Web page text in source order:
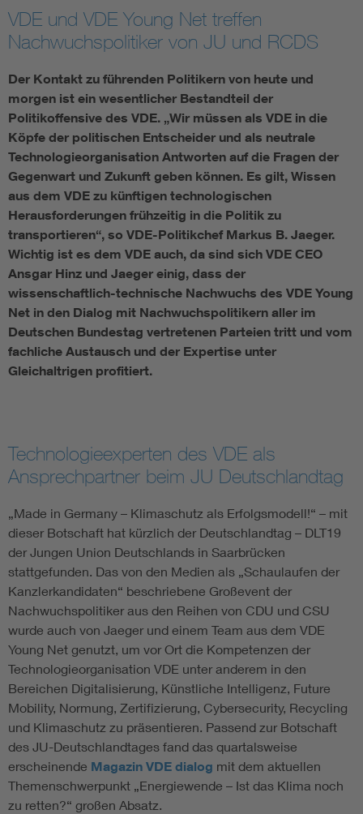
Assisted Living
Electromobility
Energy efficiency
Energy storage
Functional safety
VDE und VDE Young Net treffen
Nachwuchspolitiker von JU und RCDS
Der Kontakt zu führenden Politikern von heute und
morgen ist ein wesentlicher Bestandteil der
Politikoffensive des VDE. „Wir müssen als VDE in die
Köpfe der politischen Entscheider und als neutrale
Technologieorganisation Antworten auf die Fragen der
Gegenwart und Zukunft geben können. Es gilt, Wissen
aus dem VDE zu künftigen technologischen
Herausforderungen frühzeitig in die Politik zu
transportieren“, so VDE-Politikchef Markus B. Jaeger.
Wichtig ist es dem VDE auch, da sind sich VDE CEO
Ansgar Hinz und Jaeger einig, dass der
wissenschaftlich-technische Nachwuchs des VDE Young
Net in den Dialog mit Nachwuchspolitikern aller im
Deutschen Bundestag vertretenen Parteien tritt und vom
fachliche Austausch und der Expertise unter
Gleichaltrigen profitiert.
Technologieexperten des VDE als
Ansprechpartner beim JU Deutschlandtag
„Made in Germany – Klimaschutz als Erfolgsmodell!“ – mit
dieser Botschaft hat kürzlich der Deutschlandtag – DLT19
der Jungen Union Deutschlands in Saarbrücken
stattgefunden. Das von den Medien als „Schaulaufen der
Kanzlerkandidaten“ beschriebene Großevent der
Nachwuchspolitiker aus den Reihen von CDU und CSU
wurde auch von Jaeger und einem Team aus dem VDE
Young Net genutzt, um vor Ort die Kompetenzen der
Technologieorganisation VDE unter anderem in den
Bereichen Digitalisierung, Künstliche Intelligenz, Future
Mobility, Normung, Zertifizierung, Cybersecurity, Recycling
und Klimaschutz zu präsentieren. Passend zur Botschaft
des JU-Deutschlandtages fand das quartalsweise
erscheinende Magazin VDE dialog mit dem aktuellen
Themenschwerpunkt „Energiewende – Ist das Klima noch
zu retten?“ großen Absatz.